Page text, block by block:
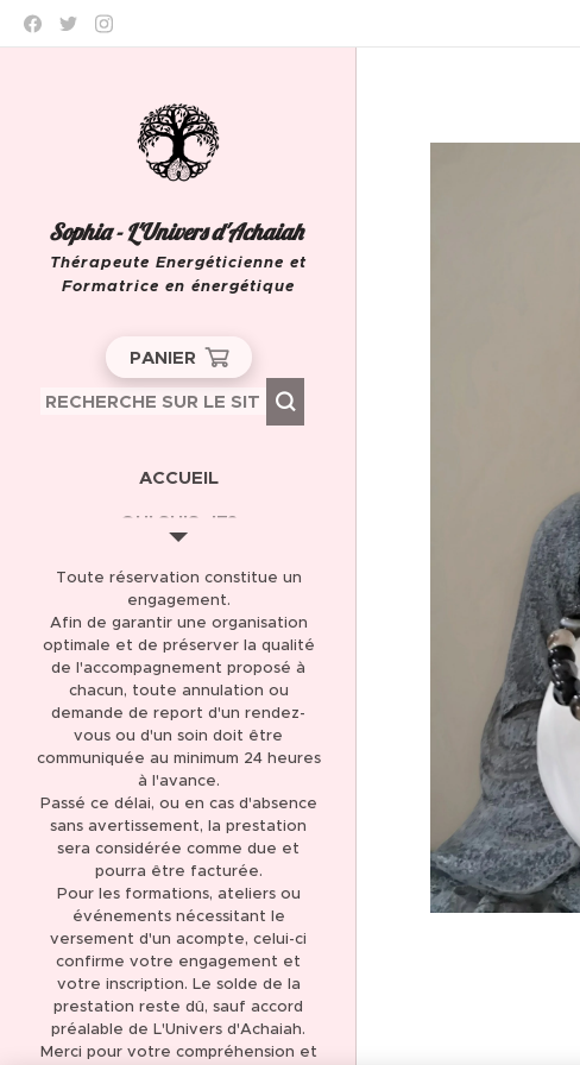
Sophia - L'Univers d'Achaiah
Thérapeute Energéticienne et
Formatrice en énergétique
PANIER
ACCUEIL
QUI SUIS-JE?
AVIS CLIENTS 5,0 *****
(137)
THÉRAPIE ET SOIN
ÉNERGÉTIQUE
LIBÉRATION DES
MÉMOIRES KARMIQUES
LIBÉRATION DES
MÉMOIRES
TRANSGÉNÉRATIONNELLES
FORMATION
MAGNÉTISME ET SOINS
ÉNERGÉTIQUES
FORMATION
CANALISATION
BOUTIQUE EN LIGNE
Toute réservation constitue un
engagement.
Afin de garantir une organisation
optimale et de préserver la qualité
de l'accompagnement proposé à
chacun, toute annulation ou
demande de report d'un rendez-
vous ou d'un soin doit être
communiquée au minimum 24 heures
à l'avance.
Passé ce délai, ou en cas d'absence
sans avertissement, la prestation
sera considérée comme due et
pourra être facturée.
Pour les formations, ateliers ou
événements nécessitant le
versement d'un acompte, celui-ci
confirme votre engagement et
votre inscription. Le solde de la
prestation reste dû, sauf accord
préalable de L'Univers d'Achaiah.
Merci pour votre compréhension et